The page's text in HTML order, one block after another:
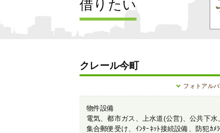
借りたい
クレール今町
フォトアル
物件設備
電気、都市ガス、上水道(公営)、公共下
集合郵便受け、ｲﾝﾀｰﾈｯﾄ接続設備、防犯ｶﾒﾗ